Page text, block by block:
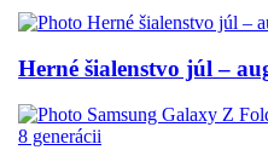
Herné šialenstvo júl –